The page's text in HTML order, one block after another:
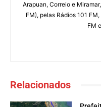
Arapuan, Correio e
FM), pelas Rádios 101
FM
Relacionados